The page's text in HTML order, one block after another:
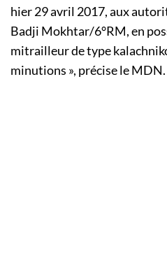
hier 29 avril 2017, aux
Badji Mokhtar/6°RM, en
mitrailleur de type
minutions », précise le MDN.